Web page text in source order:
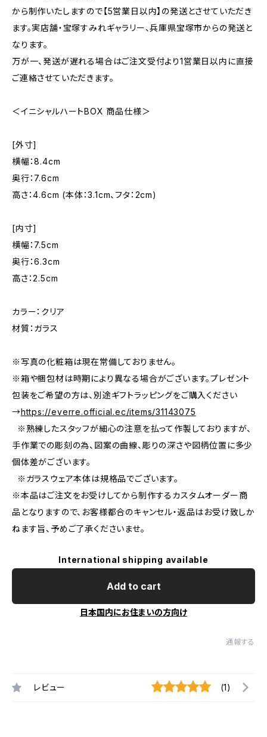
から制作いたしますので【5営業日以内】の発送とさせていただき
ます。実店舗・宝塚すみれギャラリー、兵庫県宝塚市からの発送と
なります。
万が一、発送が遅れる場合はご注文受付より1営業日以内に直接
ご連絡させていただきます。
＜イニシャルハートBOX 商品仕様＞
[外寸]
横幅：8.4cm
奥行：7.6cm
高さ：4.6cm (本体：3.1cm、フタ：2cm)
[内寸]
横幅：7.5cm
奥行：6.3cm
高さ：2.5cm
カラー：クリア
材質：ガラス
※写真の化粧箱は現在常備しておりません。
※箱や梱包材は時期により異なる場合がございます。プレゼント
包装をご希望の方は、別途ギフトラッピングをご購入ください
→https://everre.official.ec/items/31143075
※熟練したスタッフが細心の注意を払って作製しておりますが、
手作業での彫刻の為、図案の曲線、彫りの深さや図柄位置に多少
個体差がございます。
※ガラスウェア本体は規格品でございます。
※本品はご注文をお受けしてから制作するカスタムオーダー商
品となりますので、お客様都合のキャンセル・返品はお受け致しか
ねます旨、予めご了承くださいませ。
International shipping available
Add to cart
日本国内にお住まいの方向け
通報する
レビュー (1)